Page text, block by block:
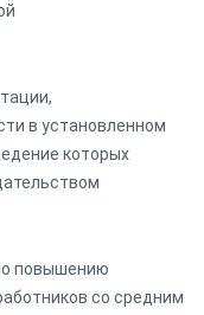
в установленном
которых
повышению
со средним